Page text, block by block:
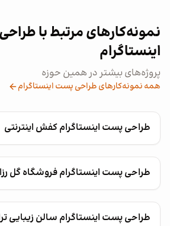
نمونه‌کارهای مرتبط با
اینستاگرام
پروژه‌های بیشتر در همین حوزه
همه نمونه‌کارهای طراحی پست اینستاگرام
طراحی پست اینستاگرام کفش اینترنتی
طراحی پست اینستاگرام فروشگاه گل
طراحی پست اینستاگرام سالن زیبایی